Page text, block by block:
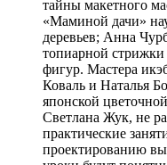
тайны макетного
«Маминой дачи»
деревьев; Анна
топиарной
фигур. Мастера
Коваль и Наталья
японской
Светлана Жук, не
практические
проектированию